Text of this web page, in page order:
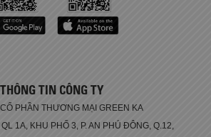
THÔNG TIN CÔNG TY
PHẦN THƯƠNG MẠI GREEN KA
1A, KHU PHỐ 3, P. AN PHÚ ĐÔNG, Q.12,